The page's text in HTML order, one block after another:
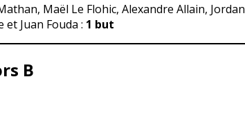
Maël Le Flohic, Alexandre Allain, Jordan
Juan Fouda : 1 but
B